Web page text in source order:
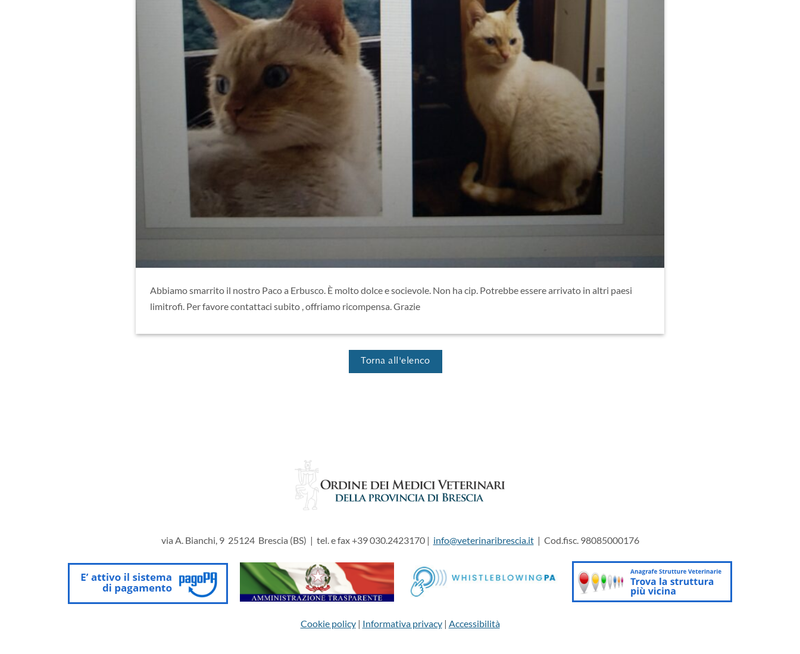
Abbiamo smarrito il nostro Paco a Erbusco. È molto dolce e socievole. Non ha cip. Potrebbe essere arrivato in altri paesi
limitrofi. Per favore contattaci subito , offriamo ricompensa. Grazie
Torna all'elenco
via A. Bianchi, 9 25124 Brescia (BS) | tel. e fax +39 030.2423170 | info@veterinaribrescia.it| Cod.fisc. 98085000176
Cookie policy| Informativa privacy| Accessibilità